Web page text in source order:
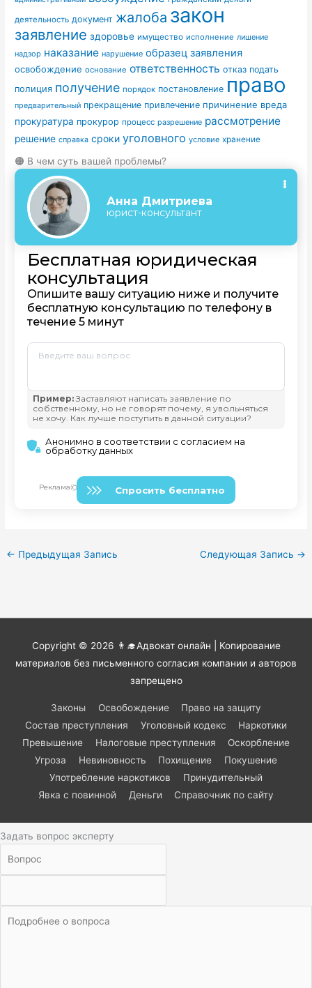
деятельность документ жалоба закон
заявление здоровье имущество исполнение лишение
надзор наказание нарушение образец заявления
освобождение основание ответственность отказ подать
полиция получение порядок постановление право
предварительный прекращение привлечение причинение вреда
прокуратура прокурор процесс разрешение рассмотрение
решение справка сроки уголовного условие хранение
🟠 В чем суть вашей проблемы?
← Предыдущая Запись Следующая Запись →
Copyright © 2026 👨‍🎓Адвокат онлайн | Копирование
материалов без письменного согласия компании и авторов
запрещено
Законы Освобождение
Право на защиту
Состав преступления
Уголовный кодекс
Наркотики
Превышение
Налоговые преступления
Оскорбление
Угроза
Невиновность Похищение
Покушение
Употребление наркотиков
Принудительный
Явка с повинной
Деньги Справочник по сайту
Задать вопрос эксперту